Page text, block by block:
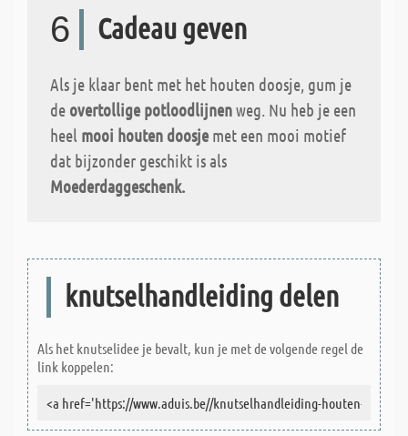
6 Cadeau geven
Als je klaar bent met het houten doosje, gum je
de overtollige potloodlijnenweg. Nu heb je een
heel mooi houten doosje met een mooi motief
dat bijzonder geschikt is als
Moederdaggeschenk.
knutselhandleiding delen
Als het knutselidee je bevalt, kun je met de volgende regel de
link koppelen: